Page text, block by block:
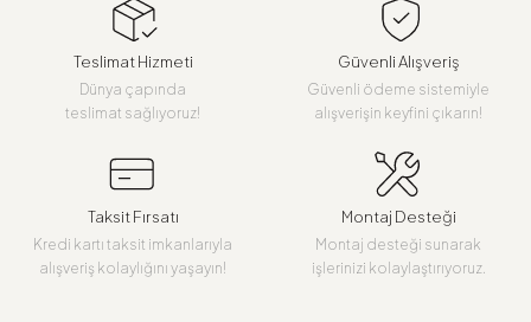
Teslimat Hizmeti
Dünya çapında
teslimat sağlıyoruz!
Güvenli Alışveriş
Güvenli ödeme sistemiyle
alışverişin keyfini çıkarın!
Taksit Fırsatı
Kredi kartı taksit imkanlarıyla
alışveriş kolaylığını yaşayın!
Montaj Desteği
Montaj desteği sunarak
işlerinizi kolaylaştırıyoruz.